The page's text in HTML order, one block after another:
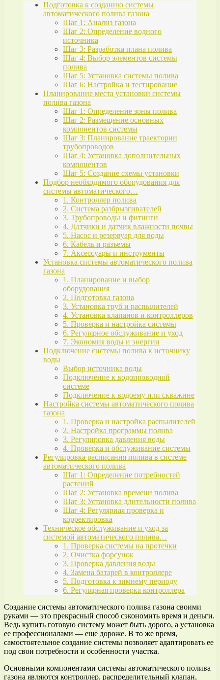
Подготовка к созданию системы
автоматического полива газона
Шаг 1: Анализ газона
Шаг 2: Определение водного
источника
Шаг 3: Разработка плана полива
Шаг 4: Выбор элементов системы
полива
Шаг 5: Установка системы полива
Шаг 6: Настройка и тестирование
Планирование места установки системы
полива газона
Шаг 1: Определение зоны полива
Шаг 2: Размещение основных
компонентов системы
Шаг 3: Планирование траектории
трубопроводов
Шаг 4: Установка дополнительных
компонентов
Шаг 5: Создание схемы установки
Подбор необходимого оборудования для
системы автоматического…
1. Контроллер полива
2. Система разбрызгивателей
3. Трубопроводы и фитинги
4. Датчики и датчик влажности почвы
5. Насос и резервуар для воды
6. Кабель и разъемы
7. Аксессуары и инструменты
Установка системы автоматического полива
газона
1. Планирование и выбор
оборудования
2. Подготовка газона
3. Установка труб и распылителей
4. Установка клапанов и контроллеров
5. Проверка и настройка системы
6. Регулярное обслуживание и уход
7. Экономия воды и энергии
Подключение системы полива к источнику
воды
Выбор источника воды
Подключение к водопроводной
системе
Подключение к водоему или скважине
Настройка системы автоматического полива
газона
1. Проверка и настройка распылителей
2. Настройка программы полива
3. Регулировка давления воды
4. Проверка и обслуживание системы
Регулировка расписания полива в системе
автоматического полива
Шаг 1: Определение потребностей
растений
Шаг 2: Установка времени полива
Шаг 3: Установка длительности полива
Шаг 4: Регулярная проверка и
корректировка
Техническое обслуживание и уход за
системой автоматического полива…
1. Проверка системы на протечки
2. Очистка форсунок
3. Проверка давления воды
4. Замена батарей в контроллере
5. Подготовка к зимнему периоду
6. Регулярная проверка контроллера
Создание системы автоматического полива газона своими
руками — это прекрасный способ сэкономить время и деньги.
Ведь купить готовую систему может быть дорого, а установка
ее профессионалами — еще дороже. В то же время,
самостоятельное создание системы позволяет адаптировать ее
под свои потребности и особенности участка.
Основными компонентами системы автоматического полива
газона являются контроллер, распределительный клапан,